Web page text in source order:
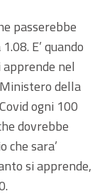
passerebbe
E’ quando
nel
della
ogni 100
dovrebbe
che sara’
si apprende,